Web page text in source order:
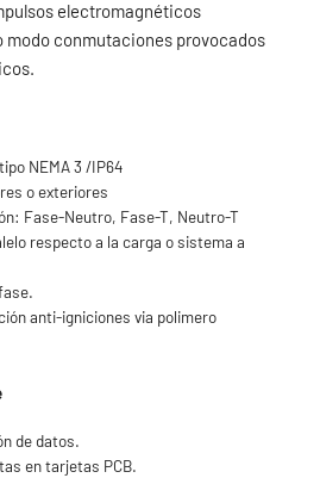
electromagnéticos
modo conmutaciones provocados
NEMA 3 /IP64
o exteriores
Fase-Neutro, Fase-T, Neutro-T
respecto a la carga o sistema a
anti-igniciones via polimero
de datos.
en tarjetas PCB.